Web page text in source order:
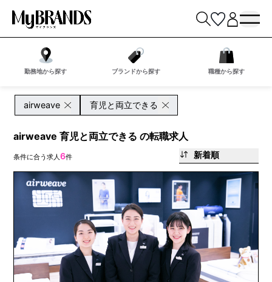
勤務地から探す ブランドから探す 職種から探す
airweave 育児と両立できる
airweave 育児と両立できる の転職求人
条件に合う求人6件 新着順